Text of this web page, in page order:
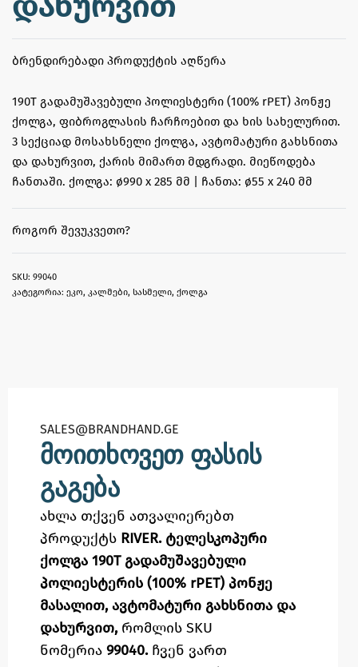
ᲑᲠᲔᲜᲓᲘᲠᲔᲑᲐᲓᲘ ᲞᲠᲝᲓᲣᲥᲢᲘᲡ ᲐᲦᲬᲔᲠᲐ
190T გადამუშავებული პოლიესტერი (100% rPET) პონჟე
ქოლგა, ფიბროგლასის ჩარჩოებით და ხის სახელურით.
3 სექციად მოსახსნელი ქოლგა, ავტომატური გახსნითა
და დახურვით, ქარის მიმართ მდგრადი. მიეწოდება
ჩანთაში. ქოლგა: ø990 x 285 მმ | ჩანთა: ø55 x 240 მმ
ᲠᲝᲒᲝᲠ ᲨᲔᲕᲣᲙᲕᲔᲗᲝ?
99040
კატეგორია: ეკო, კალმები, სასმელი, ქოლგა
SALES@BRANDHAND.GE​
მოითხოვეთ ფასის
გაგება
ახლა თქვენ ათვალიერებთ
პროდუქტს RIVER. ტელესკოპური
ქოლგა 190T გადამუშავებული
პოლიესტერის (100% rPET) პონჟე
მასალით, ავტომატური გახსნითა და
დახურვით, რომლის SKU
ნომერია 99040. ჩვენ ვართ